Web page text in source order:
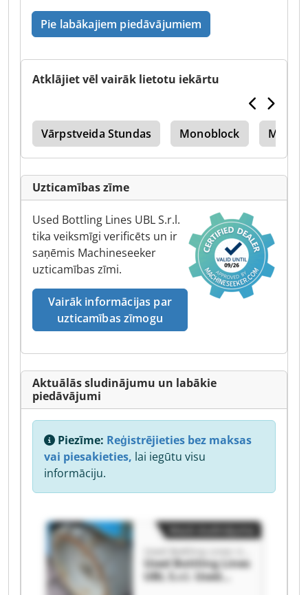
Pie labākajiem piedāvājumiem
Atklājiet vēl vairāk lietotu iekārtu
Vārpstveida Stundas Monoblock
Uzticamības zīme
Used Bottling Lines UBL S.r.l.
tika veiksmīgi verificēts un ir
saņēmis Machineseeker
uzticamības zīmi.
Vairāk informācijas par
uzticamības zīmogu
Aktuālās sludinājumu un labākie
piedāvājumi
Piezīme: Reģistrējieties bez maksas
vai piesakieties, lai iegūtu visu
informāciju.
Used Bottling Lines
UBL S.r.l. Used